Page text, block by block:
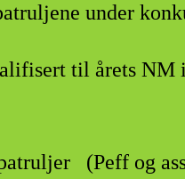
under
til årets
(Peff og